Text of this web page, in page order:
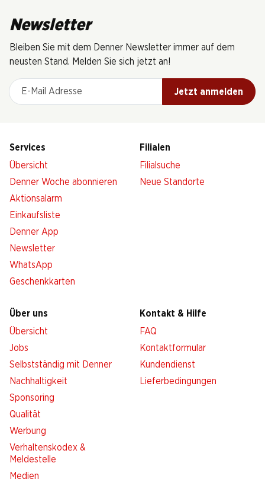
Newsletter
Bleiben Sie mit dem Denner Newsletter immer auf dem
neusten Stand. Melden Sie sich jetzt an!
E-Mail Adresse
Jetzt anmelden
Services
Übersicht
Denner Woche abonnieren
Aktionsalarm
Einkaufsliste
Denner App
Newsletter
WhatsApp
Geschenkkarten
Filialen
Filialsuche
Neue Standorte
Über uns
Übersicht
Jobs
Selbstständig mit Denner
Nachhaltigkeit
Sponsoring
Qualität
Werbung
Verhaltenskodex &
Meldestelle
Medien
Kontakt & Hilfe
FAQ
Kontaktformular
Kundendienst
Lieferbedingungen